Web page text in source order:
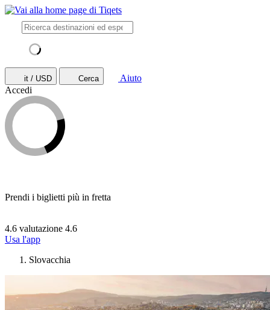
it / USD Cerca
Aiuto
Accedi
Prendi i biglietti più in fretta
4.6 valutazione 4.6
Usa l'app
Slovacchia